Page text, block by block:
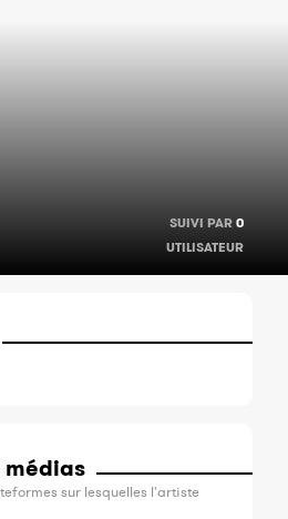
SUIVI PAR 0
UTILISATEUR
sur lesquelles l'artiste